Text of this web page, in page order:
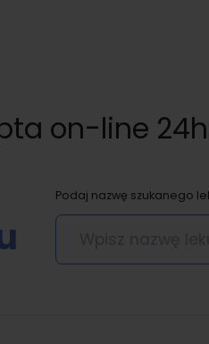
on-line
Podaj nazwę szukanego